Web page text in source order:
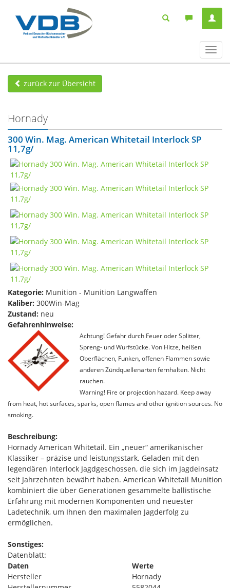
ein-/
zurück zur Übersicht
Hornady
300 Win. Mag. American Whitetail Interlock SP
11,7g/
Kategorie: Munition - Munition Langwaffen
Kaliber: 300Win-Mag
Zustand: neu
Gefahrenhinweise:
Achtung! Gefahr durch Feuer oder Splitter,
Spreng- und Wurfstücke. Von Hitze, heißen
Oberflächen, Funken, offenen Flammen sowie
anderen Zündquellenarten fernhalten. Nicht
rauchen.
Warning! Fire or projection hazard. Keep away
from heat, hot surfaces, sparks, open flames and other ignition sources. No
smoking.
Beschreibung:
Hornady American Whitetail. Ein „neuer“ amerikanischer
Klassiker – präzise und leistungsstark. Geladen mit den
legendären Interlock Jagdgeschossen, die sich im Jagdeinsatz
seit Jahrzehnten bewährt haben. American Whitetail Munition
kombiniert die über Generationen gesammelte ballistische
Erfahrung mit modernen Komponenten und neuester
Ladetechnik, um Ihnen den maximalen Jagderfolg zu
ermöglichen.
Sonstiges:
Datenblatt:
Daten
Werte
Hersteller
Hornady